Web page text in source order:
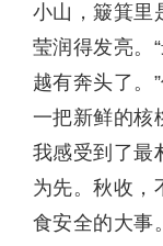
小山，簸箕里
莹润得发亮。
越有奔头了。
一把新鲜的核
我感受到了最
为先。秋收，
食安全的大事